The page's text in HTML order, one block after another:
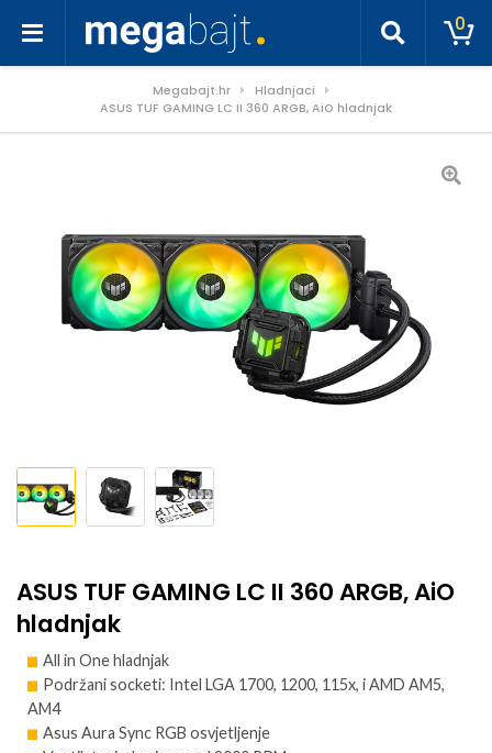
0
Megabajt.hr
Hladnjaci
ASUS TUF GAMING LC II 360 ARGB, AiO hladnjak
ASUS TUF GAMING LC II 360 ARGB, AiO
hladnjak
All in One hladnjak
Podržani socketi: Intel LGA 1700, 1200, 115x, i AMD AM5,
AM4
Asus Aura Sync RGB osvjetljenje